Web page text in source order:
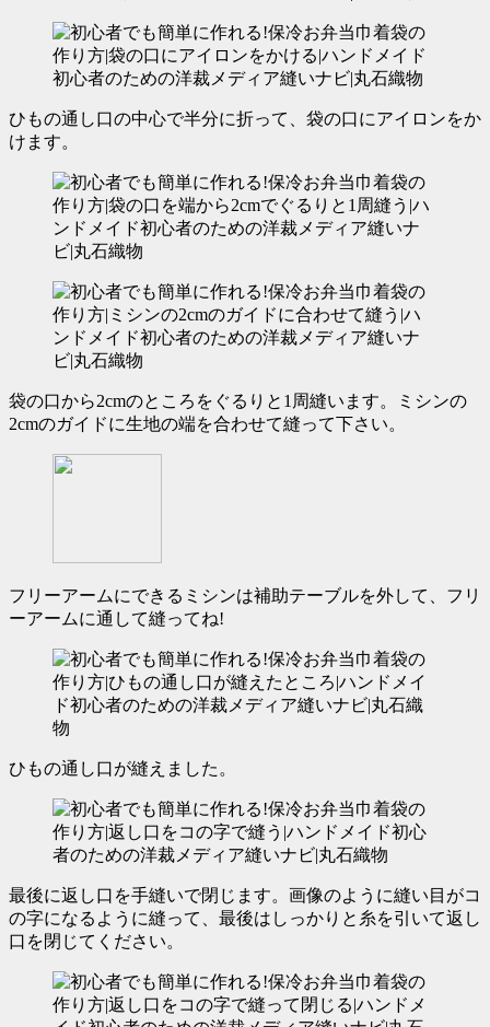
ひもの通し口の中心で半分に折って、 袋の口にアイロンをか
けます。
袋の口から2cmのところをぐるりと1周縫います。
ミシンの
2cmのガイドに生地の端を合わせて縫って下さい。
フリーアームにできるミシンは補助テーブルを外して、フリ
ーアームに通して縫ってね!
ひもの通し口が縫えました。
最後に返し口を手縫いで閉じます。画像のように縫い目がコ
の字になるように縫って
最後はしっかりと糸を引いて返し
口を閉じてください。